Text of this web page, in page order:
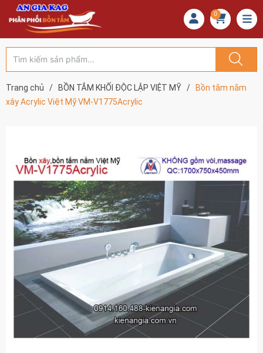
0
Trang chủ / BỒN TẮM KHỐI ĐỘC LẬP VIỆT MỸ /
Bồn tắm nằm
xây Acrylic Việt Mỹ VM-V1775Acrylic